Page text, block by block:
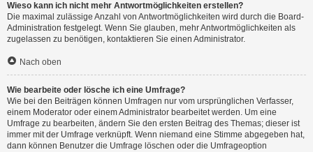
Wieso kann ich nicht mehr Antwortmöglichkeiten erstellen?
Die maximal zulässige Anzahl von Antwortmöglichkeiten wird durch die Board-
Administration festgelegt. Wenn Sie glauben, mehr Antwortmöglichkeiten als
zugelassen zu benötigen, kontaktieren Sie einen Administrator.
Nach oben
Wie bearbeite oder lösche ich eine Umfrage?
Wie bei den Beiträgen können Umfragen nur vom ursprünglichen Verfasser,
einem Moderator oder einem Administrator bearbeitet werden. Um eine
Umfrage zu bearbeiten, ändern Sie den ersten Beitrag des Themas; dieser ist
immer mit der Umfrage verknüpft. Wenn niemand eine Stimme abgegeben hat,
dann können Benutzer die Umfrage löschen oder die Umfrageoption